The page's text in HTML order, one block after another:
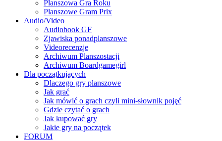
Planszowa Gra Roku
Planszowe Gram Prix
Audio/Video
Audiobook GF
Zjawiska ponadplanszowe
Videorecenzje
Archiwum Planszostacji
Archiwum Boardgamegirl
Dla początkujących
Dlaczego gry planszowe
Jak grać
Jak mówić o grach czyli mini-słownik pojęć
Gdzie czytać o grach
Jak kupować gry
Jakie gry na początek
FORUM